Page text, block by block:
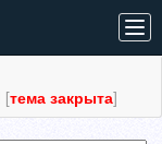
[тема закрыта]